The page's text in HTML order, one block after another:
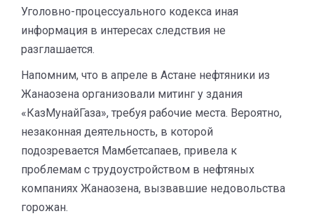
Уголовно-процессуального кодекса иная
информация в интересах следствия не
разглашается.
Напомним, что в апреле в Астане нефтяники из
Жанаозена организовали митинг у здания
«КазМунайГаза», требуя рабочие места. Вероятно,
незаконная деятельность, в которой
подозревается Мамбетсапаев, привела к
проблемам с трудоустройством в нефтяных
компаниях Жанаозена, вызвавшие недовольства
горожан.